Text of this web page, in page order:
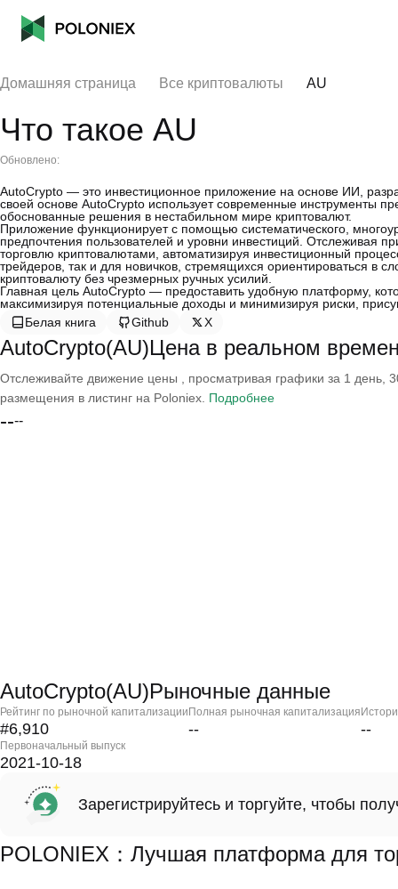
Домашняя страница Все криптовалюты AU
Что такое AU
Обновлено:
AutoCrypto — это инвестиционное приложение на основе ИИ,
своей основе AutoCrypto использует современные инструменты
обоснованные решения в нестабильном мире криптовалют.
Приложение функционирует с помощью систематического,
предпочтения пользователей и уровни инвестиций. Отслеживая
торговлю криптовалютами, автоматизируя инвестиционный
трейдеров, так и для новичков, стремящихся ориентироваться в
криптовалюту без чрезмерных ручных усилий.
Главная цель AutoCrypto — предоставить удобную платформу,
максимизируя потенциальные доходы и минимизируя риски,
Белая книга
Github X
AutoCrypto(AU)Цена в реальном
Отслеживайте движение цены , просматривая графики за 1 день,
размещения в листинг на Poloniex. Подробнее
----
AutoCrypto(AU)Рыночные данные
Рейтинг по рыночной капитализации
#6,910
Полная рыночная капитализация
-- --
Первоначальный выпуск
2021-10-18
Зарегистрируйтесь и торгуйте, чтобы
POLONIEX：Лучшая платформа для